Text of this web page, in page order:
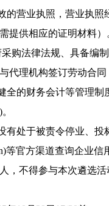
的营业执照，营业执
提供相应的证明材料）
购法律法规、具备编
代理机构签订劳动合
全的财务会计等管理
有处于被责令停业、
等官方渠道查询企业
，不得参与本次遴选活